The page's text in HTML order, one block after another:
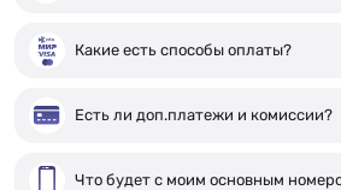
Какие есть способы оплаты?
Есть ли доп.платежи и комиссии?
Что будет с моим основным